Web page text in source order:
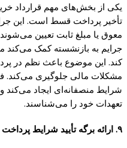
یکی از بخش‌های مهم قرارداد
تأخیر پرداخت قسط است. این
معوق یا مبلغ ثابت تعیین
جرایم به بازنشسته کمک می‌کند
کند. این موضوع باعث نظم در
مشکلات مالی جلوگیری می‌کند.
شرایط منصفانه‌ای ایجاد
تعهدات خود را می‌شناسند.
۹. ارائه برگه تأیید شرایط پرداخت و امضای متقاضی